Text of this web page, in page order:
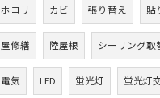
ホコリ カビ 張り替え 貼
屋修繕 陸屋根 シーリング取
電気 LED 蛍光灯 蛍光灯